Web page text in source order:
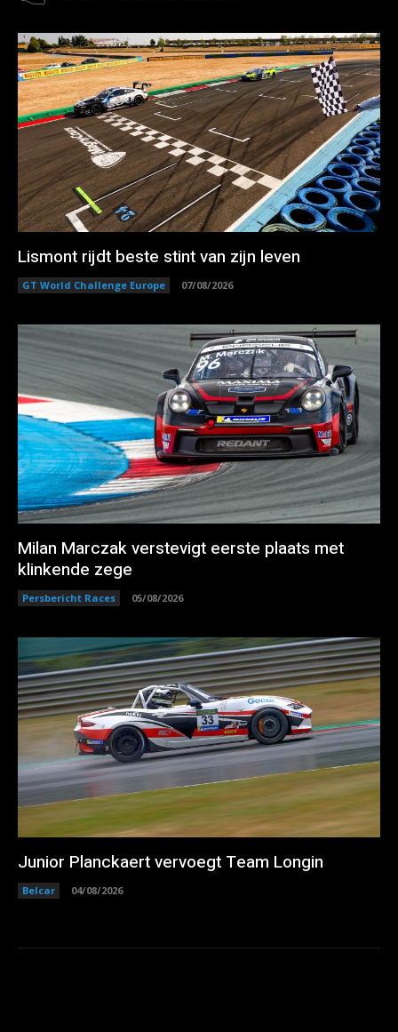
Lismont rijdt beste stint van zijn leven
GT World Challenge Europe 07/08/2026
Milan Marczak verstevigt eerste plaats met
klinkende zege
Persbericht Races 05/08/2026
Junior Planckaert vervoegt Team Longin
Belcar 04/08/2026